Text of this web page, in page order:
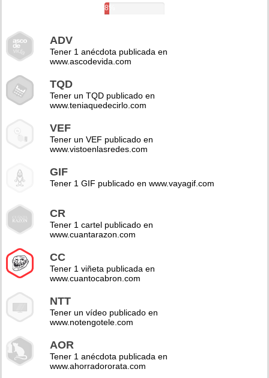
8%
ADV
Tener 1 anécdota publicada en
www.ascodevida.com
TQD
Tener un TQD publicado en
www.teniaquedecirlo.com
VEF
Tener un VEF publicado en
www.vistoenlasredes.com
GIF
Tener 1 GIF publicado en www.vayagif.com
CR
Tener 1 cartel publicado en
www.cuantarazon.com
CC
Tener 1 viñeta publicada en
www.cuantocabron.com
NTT
Tener un vídeo publicado en
www.notengotele.com
AOR
Tener 1 anécdota publicada en
www.ahorradororata.com